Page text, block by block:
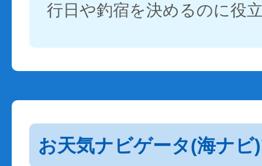
行日や釣宿を決めるのに役
お天気ナビゲータ(海ナビ